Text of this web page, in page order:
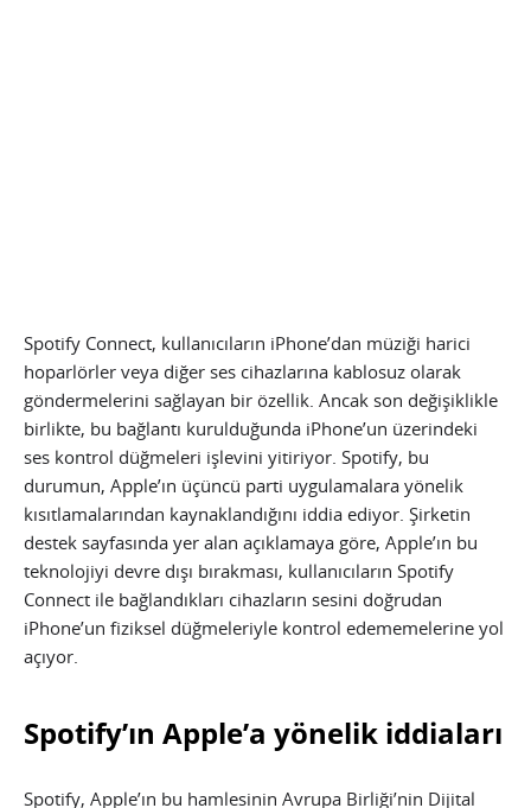
Spotify Connect, kullanıcıların iPhone’dan müziği harici
hoparlörler veya diğer ses cihazlarına kablosuz olarak
göndermelerini sağlayan bir özellik. Ancak son değişiklikle
birlikte, bu bağlantı kurulduğunda iPhone’un üzerindeki
ses kontrol düğmeleri işlevini yitiriyor. Spotify, bu
durumun, Apple’ın üçüncü parti uygulamalara yönelik
kısıtlamalarından kaynaklandığını iddia ediyor. Şirketin
destek sayfasında yer alan açıklamaya göre, Apple’ın bu
teknolojiyi devre dışı bırakması, kullanıcıların Spotify
Connect ile bağlandıkları cihazların sesini doğrudan
iPhone’un fiziksel düğmeleriyle kontrol edememelerine yol
açıyor.
Spotify’ın Apple’a yönelik iddiaları
Spotify, Apple’ın bu hamlesinin Avrupa Birliği’nin Dijital